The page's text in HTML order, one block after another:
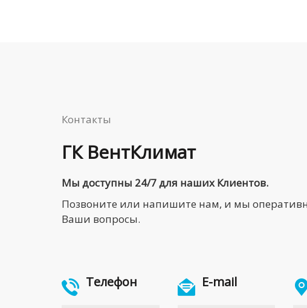
Контакты
ГК ВентКлимат
Мы доступны 24/7 для наших Клиентов.
Позвоните или напишите нам, и мы
Ваши вопросы.
Телефон E-mail